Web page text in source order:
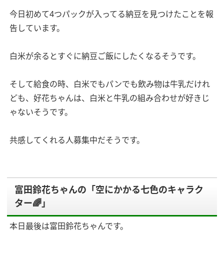
今日初めて4つパックが入ってる納豆を見つけたことを報
告しています。
白米が余るとすぐに納豆ご飯にしたくなるそうです。
そして給食の時、白米でもパンでも飲み物は牛乳だけれ
ども、好花ちゃんは、白米と牛乳の組み合わせが好きじ
ゃないそうです。
共感してくれる人募集中だそうです。
富田鈴花ちゃんの「空にかかる七色のキャラク
ター🌈」
本日最後は富田鈴花ちゃんです。